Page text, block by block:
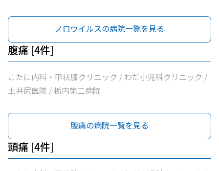
ノロウイルスの病院一覧を見る
腹痛 [4件]
こたに内科・甲状腺クリニック / わだ小児科クリニック /
土井尻医院 / 栃内第二病院
腹痛の病院一覧を見る
頭痛 [4件]